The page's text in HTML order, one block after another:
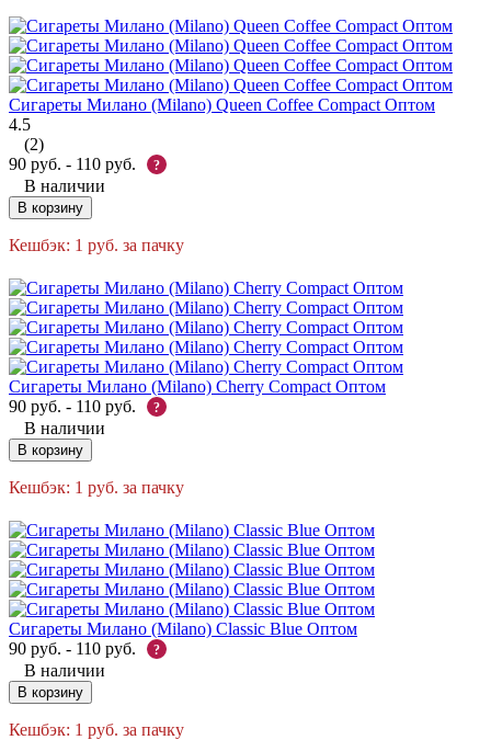
Сигареты Милано (Milano) Queen Coffee Compact Оптом
4.5
(2)
90 руб. - 110 руб. ?
В наличии
В корзину
Кешбэк: 1 руб. за пачку
Сигареты Милано (Milano) Cherry Compact Оптом
90 руб. - 110 руб. ?
В наличии
В корзину
Кешбэк: 1 руб. за пачку
Сигареты Милано (Milano) Classic Bluе Оптом
90 руб. - 110 руб. ?
В наличии
В корзину
Кешбэк: 1 руб. за пачку